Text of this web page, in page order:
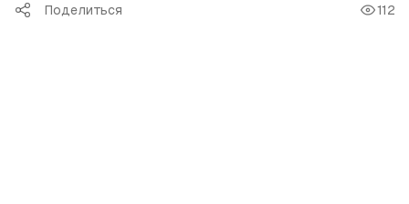
Поделиться 112